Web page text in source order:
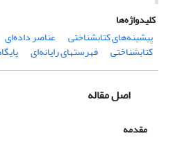
کلیدواژه‌ها
پیشینه‌های کتابشناختی
عناصر داده‌ای
کتابشناختی فهرستهای رایانه‌ای
اصل مقاله
مقدمه